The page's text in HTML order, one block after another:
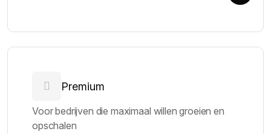
Premium
Voor bedrijven die maximaal willen groeien en
opschalen